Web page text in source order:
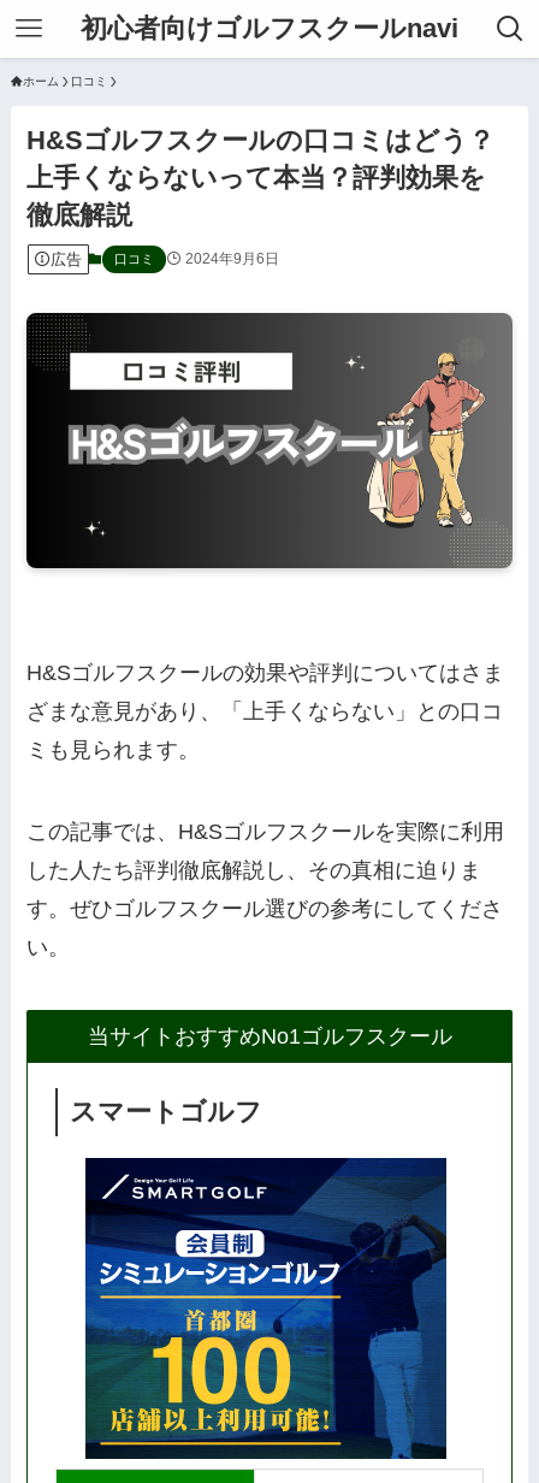
初心者向けゴルフスクールnavi
ホーム 口コミ
H&Sゴルフスクールの口コミはどう？
上手くならないって本当？評判効果を
徹底解説
広告 口コミ 2024年9月6日
H&Sゴルフスクールの効果や評判についてはさま
ざまな意見があり、「上手くならない」との口コ
ミも見られます。
この記事では、H&Sゴルフスクールを実際に利用
した人たち評判徹底解説し、その真相に迫りま
す。ぜひゴルフスクール選びの参考にしてくださ
い。
当サイトおすすめNo1ゴルフスクール
スマートゴルフ